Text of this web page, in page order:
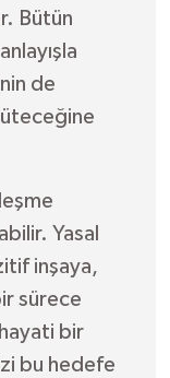
Bütün
de
Yasal
inşaya,
sürece
bir
bu hedefe